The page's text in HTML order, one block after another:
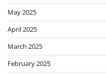
May 2025
April 2025
March 2025
February 2025